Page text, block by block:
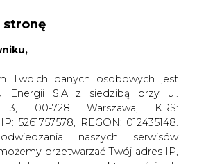
WIELKOŚĆ TEKSTU A A
ZALOGUJ SIĘ
stronę
Twoich danych osobowych jest
Energii S.A z siedzibą przy ul.
3, 00-728 Warszawa, KRS:
5261757578, REGON: 012435148.
naszych serwisów
przetwarzać Twój adres IP,